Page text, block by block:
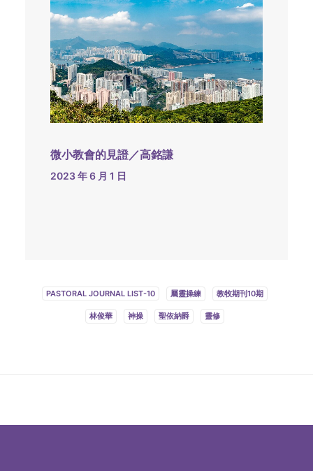
微小教會的見證／高銘謙
2023 年 6 月 1 日
PASTORAL JOURNAL LIST-10 屬靈操練 教牧期刊10期
林俊華 神操 聖依納爵 靈修